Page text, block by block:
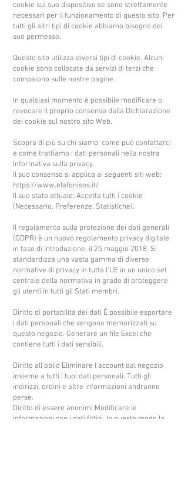
cookie sul suo dispositivo se sono strettamente
necessari per il funzionamento di questo sito. Per
tutti gli altri tipi di cookie abbiamo bisogno del
suo permesso.
Questo sito utilizza diversi tipi di cookie. Alcuni
cookie sono collocate da servizi di terzi che
compaiono sulle nostre pagine.
In qualsiasi momento è possibile modificare o
revocare il proprio consenso dalla Dichiarazione
dei cookie sul nostro sito Web.
Scopra di più su chi siamo, come può contattarci
e come trattiamo i dati personali nella nostra
Informativa sulla privacy.
Il suo consenso si applica ai seguenti siti web:
https://www.elafonisos.it/
Il suo stato attuale: Accetta tutti i cookie
(Necessario, Preferenze, Statistiche).
Il regolamento sulla protezione dei dati generali
(GDPR) è un nuovo regolamento privacy digitale
in fase di introduzione, il 25 maggio 2018. Si
standardizza una vasta gamma di diverse
normative di privacy in tutta l'UE in un unico set
centrale della normativa in grado di proteggere
gli utenti in tutti gli Stati membri.
Diritto di portabilità dei dati È possibile esportare
i dati personali che vengono memorizzati su
questo negozio. Generare un file Excel che
contiene tutti i dati sensibili.
Diritto all'oblio Eliminare l'account dal negozio
insieme a tutti i tuoi dati personali. Tutti gli
indirizzi, ordini e altre informazioni andranno
perse.
Diritto di essere anonimi Modificare le
informazioni con i dati fittizi. In questo modo la